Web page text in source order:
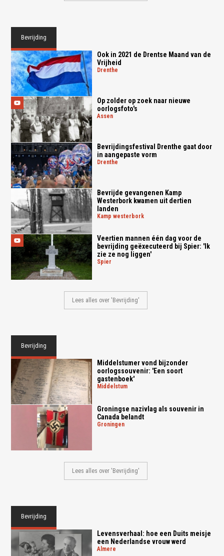
Bevrijding
Ook in 2021 de Drentse Maand van de
Vrijheid
drenthe
Op zolder op zoek naar nieuwe
oorlogsfoto's
assen
Bevrijdingsfestival Drenthe gaat door
in aangepaste vorm
drenthe
Bevrijde gevangenen Kamp
Westerbork kwamen uit dertien
landen
kamp westerbork
Veertien mannen één dag voor de
bevrijding geëxecuteerd bij Spier: 'Ik
zie ze nog liggen'
spier
Lees alles over 'Bevrijding'
Bevrijding
Middelstumer vond bijzonder
oorlogssouvenir: 'Een soort
gastenboek'
middelstum
Groningse nazivlag als souvenir in
Canada belandt
groningen
Lees alles over 'Bevrijding'
Bevrijding
Levensverhaal: hoe een Duits meisje
een Nederlandse vrouw werd
almere